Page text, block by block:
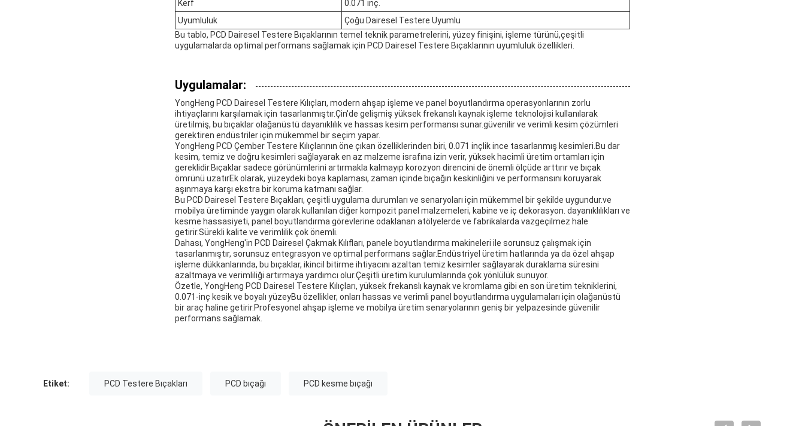
Kerf
0.071 inç.
Uyumluluk
Çoğu Dairesel Testere Uyumlu
Bu tablo, PCD Dairesel Testere Bıçaklarının temel teknik parametrelerini, yüzey finişini, işleme türünü,çeşitli
uygulamalarda optimal performans sağlamak için PCD Dairesel Testere Bıçaklarının uyumluluk özellikleri.
Uygulamalar:
YongHeng PCD Dairesel Testere Kılıçları, modern ahşap işleme ve panel boyutlandırma operasyonlarının zorlu
ihtiyaçlarını karşılamak için tasarlanmıştır.Çin'de gelişmiş yüksek frekanslı kaynak işleme teknolojisi kullanılarak
üretilmiş, bu bıçaklar olağanüstü dayanıklılık ve hassas kesim performansı sunar.güvenilir ve verimli kesim çözümleri
gerektiren endüstriler için mükemmel bir seçim yapar.
YongHeng PCD Çember Testere Kılıçlarının öne çıkan özelliklerinden biri, 0.071 inçlik ince tasarlanmış kesimleri.Bu dar
kesim, temiz ve doğru kesimleri sağlayarak en az malzeme israfına izin verir, yüksek hacimli üretim ortamları için
gereklidir.Bıçaklar sadece görünümlerini artırmakla kalmayıp korozyon direncini de önemli ölçüde arttırır ve bıçak
ömrünü uzatırEk olarak, yüzeydeki boya kaplaması, zaman içinde bıçağın keskinliğini ve performansını koruyarak
aşınmaya karşı ekstra bir koruma katmanı sağlar.
Bu PCD Dairesel Testere Bıçakları, çeşitli uygulama durumları ve senaryoları için mükemmel bir şekilde uygundur.ve
mobilya üretiminde yaygın olarak kullanılan diğer kompozit panel malzemeleri, kabine ve iç dekorasyon. dayanıklılıkları ve
kesme hassasiyeti, panel boyutlandırma görevlerine odaklanan atölyelerde ve fabrikalarda vazgeçilmez hale
getirir.Sürekli kalite ve verimlilik çok önemli.
Dahası, YongHeng'in PCD Dairesel Çakmak Kılıfları, panele boyutlandırma makineleri ile sorunsuz çalışmak için
tasarlanmıştır, sorunsuz entegrasyon ve optimal performans sağlar.Endüstriyel üretim hatlarında ya da özel ahşap
işleme dükkanlarında, bu bıçaklar, ikincil bitirme ihtiyacını azaltan temiz kesimler sağlayarak duraklama süresini
azaltmaya ve verimliliği artırmaya yardımcı olur.Çeşitli üretim kurulumlarında çok yönlülük sunuyor.
Özetle, YongHeng PCD Dairesel Testere Kılıçları, yüksek frekanslı kaynak ve kromlama gibi en son üretim tekniklerini,
0.071-inç kesik ve boyalı yüzeyBu özellikler, onları hassas ve verimli panel boyutlandırma uygulamaları için olağanüstü
bir araç haline getirir.Profesyonel ahşap işleme ve mobilya üretim senaryolarının geniş bir yelpazesinde güvenilir
performans sağlamak.
Etiket: PCD Testere Bıçakları PCD bıçağı PCD kesme bıçağı